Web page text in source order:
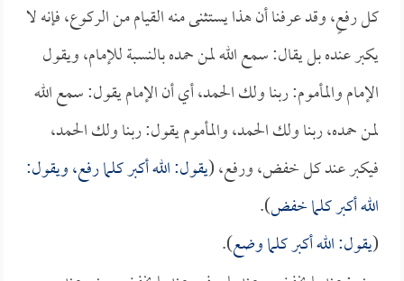
كل رفعٍ، وقد عرفنا أن هذا يستثنى منه القيام من الركوع، فإنه لا
يكبر عنده بل يقال: سمع الله لمن حمده بالنسبة للإمام، ويقول
الإمام والمأموم: ربنا ولك الحمد، أي أن الإمام يقول: سمع الله
لمن حمده، ربنا ولك الحمد، والمأموم يقول: ربنا ولك الحمد،
فيكبر عند كل خفض، ورفع، (يقول: الله أكبر كلما رفع، ويقول:
الله أكبر كلما خفض).
(يقول: الله أكبر كلما وضع).